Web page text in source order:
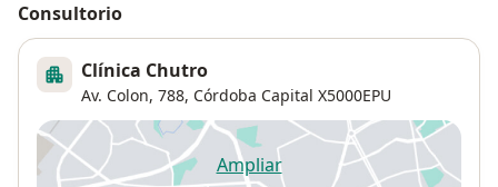
Consultorio
Clínica Chutro
Av. Colon, 788, Córdoba Capital X5000EPU
Ampliarse abre en una nueva